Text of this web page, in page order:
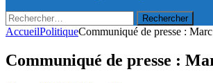
Rechercher :
AccueilPolitiqueCommuniqué de presse :
Communiqué de presse :